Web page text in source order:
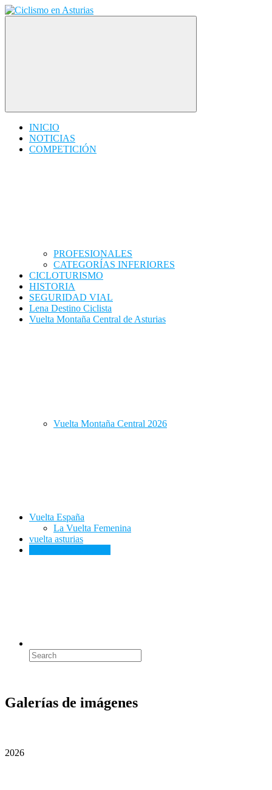
Saltar
contenido
INICIO
NOTICIAS
COMPETICIÓN
PROFESIONALES
CATEGORÍAS INFERIORES
CICLOTURISMO
HISTORIA
SEGURIDAD VIAL
Lena Destino Ciclista
Vuelta Montaña Central de Asturias
Vuelta Montaña Central 2026
Vuelta España
La Vuelta Femenina
vuelta asturias
Search
for:
Galerías de imágenes
2026